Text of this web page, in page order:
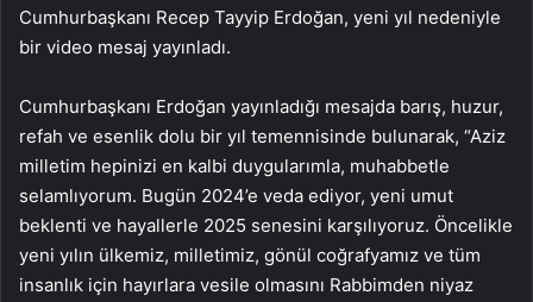
Cumhurbaşkanı Recep Tayyip Erdoğan, yeni yıl nedeniyle
bir video mesaj yayınladı.
Cumhurbaşkanı Erdoğan yayınladığı mesajda barış, huzur,
refah ve esenlik dolu bir yıl temennisinde bulunarak, “Aziz
milletim hepinizi en kalbi duygularımla, muhabbetle
selamlıyorum. Bugün 2024’e veda ediyor, yeni umut
beklenti ve hayallerle 2025 senesini karşılıyoruz. Öncelikle
yeni yılın ülkemiz, milletimiz, gönül coğrafyamız ve tüm
insanlık için hayırlara vesile olmasını Rabbimden niyaz